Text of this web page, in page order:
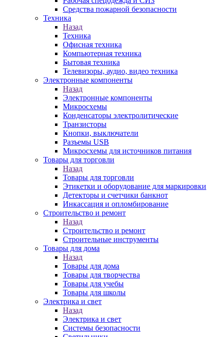
Средства пожарной безопасности
Техника
Назад
Техника
Офисная техника
Компьютерная техника
Бытовая техника
Телевизоры, аудио, видео техника
Электронные компоненты
Назад
Электронные компоненты
Микросхемы
Конденсаторы электролитические
Транзисторы
Кнопки, выключатели
Разъемы USB
Микросхемы для источников питания
Товары для торговли
Назад
Товары для торговли
Этикетки и оборудование для маркировки
Детекторы и счетчики банкнот
Инкассация и опломбирование
Строительство и ремонт
Назад
Строительство и ремонт
Строительные инструменты
Товары для дома
Назад
Товары для дома
Товары для творчества
Товары для учебы
Товары для школы
Электрика и свет
Назад
Электрика и свет
Системы безопасности